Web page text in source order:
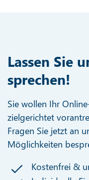
Lassen Sie
sprechen!
Sie wollen Ihr
zielgerichtet
Fragen Sie jetzt an
Möglichkeiten
Kostenfrei &